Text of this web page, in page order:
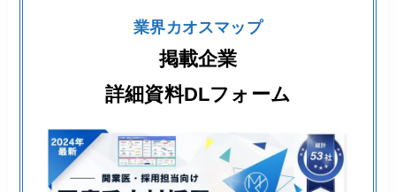
業界カオスマップ
掲載企業
詳細資料DLフォーム